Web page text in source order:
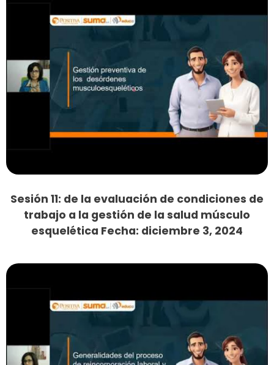
Sesión 11: de la evaluación de condiciones de
trabajo a la gestión de la salud músculo
esquelética Fecha: diciembre 3, 2024